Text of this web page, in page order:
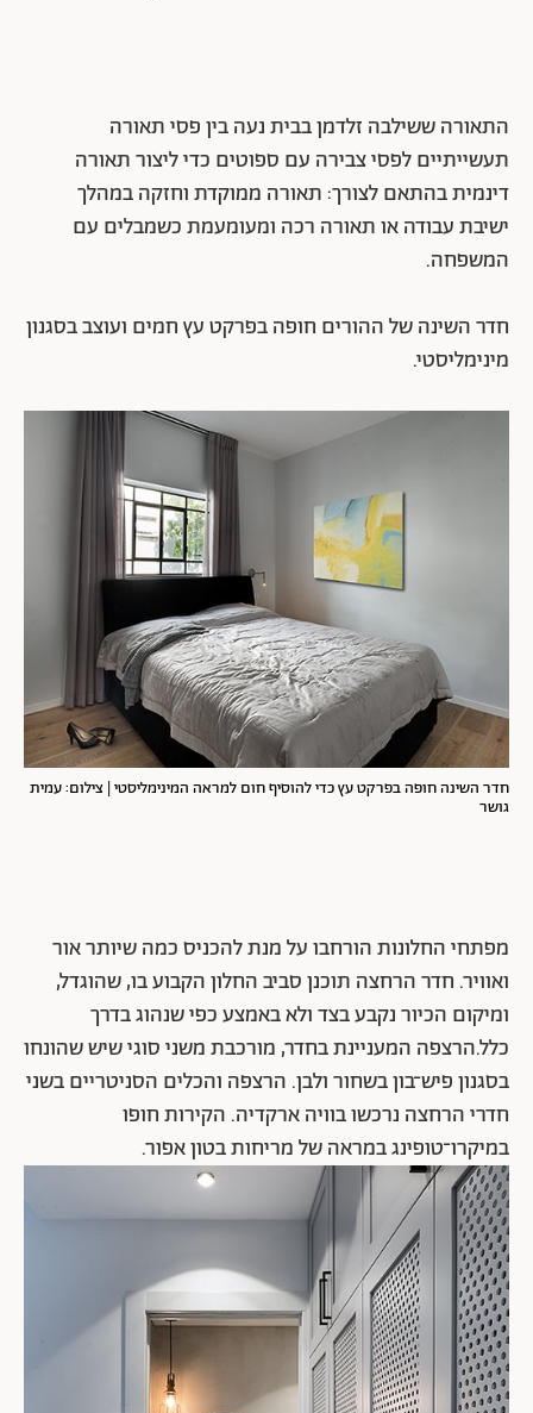
התאורה ששילבה זלדמן בבית נעה בין פסי תאורה
תעשייתיים לפסי צבירה עם ספוטים כדי ליצור תאורה
דינמית בהתאם לצורך: תאורה ממוקדת וחזקה במהלך
ישיבת עבודה או תאורה רכה ומעומעמת כשמבלים עם
המשפחה.
חדר השינה של ההורים חופה בפרקט עץ חמים ועוצב בסגנון
מינימליסטי.
חדר השינה חופה בפרקט עץ כדי להוסיף חום למראה המינימליסטי | צילום: עמית
גושר
מפתחי החלונות הורחבו על מנת להכניס כמה שיותר אור
ואוויר. חדר הרחצה תוכנן סביב החלון הקבוע בו, שהוגדל,
ומיקום הכיור נקבע בצד ולא באמצע כפי שנהוג בדרך
כלל.הרצפה המעניינת בחדר, מורכבת משני סוגי שיש שהונחו
בסגנון פיש־בון בשחור ולבן. הרצפה והכלים הסניטריים בשני
חדרי הרחצה נרכשו בוויה ארקדיה. הקירות חופו
במיקרו־טופינג במראה של מריחות בטון אפור.